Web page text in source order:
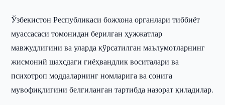
Ўзбекистон Республикаси божхона органлари тиббиёт
муассасаси томонидан берилган ҳужжатлар
мавжудлигини ва уларда кўрсатилган маълумотларнинг
жисмоний шахсдаги гиёҳвандлик воситалари ва
психотроп моддаларнинг номларига ва сонига
мувофиқлигини белгиланган тартибда назорат қиладилар.